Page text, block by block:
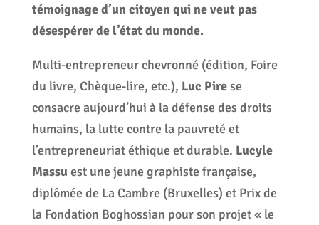
témoignage d’un citoyen qui ne veut pas
désespérer de l’état du monde.
Multi-entrepreneur chevronné (édition, Foire
du livre, Chèque-lire, etc.), Luc Pirese
consacre aujourd’hui à la défense des droits
humains, la lutte contre la pauvreté et
l’entrepreneuriat éthique et durable. Lucyle
Massu est une jeune graphiste française,
diplômée de La Cambre (Bruxelles) et Prix de
la Fondation Boghossian pour son projet « le